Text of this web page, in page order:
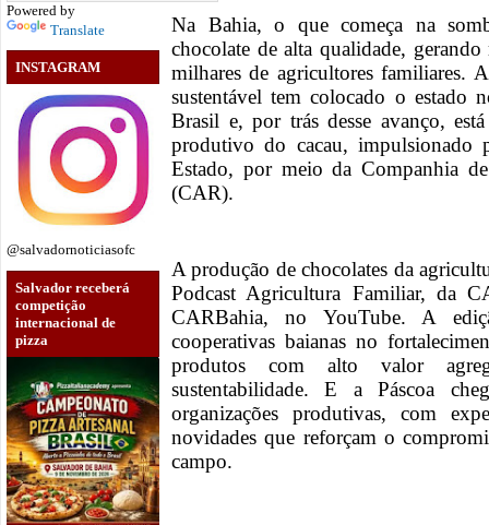
Powered by
Translate
INSTAGRAM
@salvadornoticiasofc
Salvador receberá
competição
internacional de
pizza
Na Bahia, o que começa na
chocolate de alta qualidade,
milhares de agricultores familiares.
sustentável tem colocado o estado
Brasil e, por trás desse avanço,
produtivo do cacau, impulsionado
Estado, por meio da Companhia
(CAR).
A produção de chocolates da
Podcast Agricultura Familiar, da
CARBahia, no YouTube. A
cooperativas baianas no
produtos com alto valor
sustentabilidade. E a Páscoa
organizações produtivas, com
novidades que reforçam o
campo.